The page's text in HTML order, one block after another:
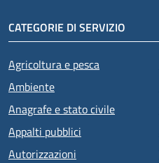
CATEGORIE DI SERVIZIO
Agricoltura e pesca
Ambiente
Anagrafe e stato civile
Appalti pubblici
Autorizzazioni